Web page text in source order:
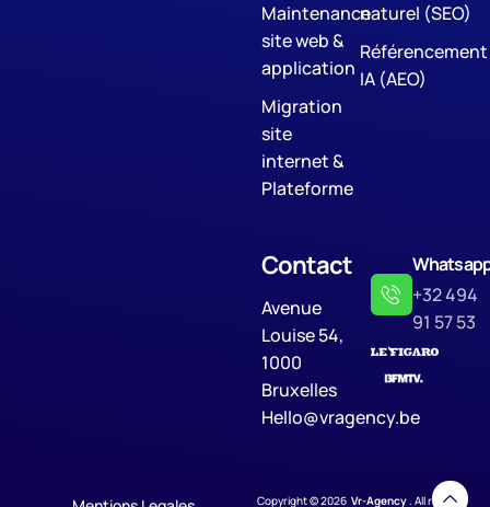
Maintenance
site web &
application
Migration
site
internet &
Plateforme
naturel (SEO)
Référencement
IA (AEO)
Contact
Avenue
Louise 54,
1000
Bruxelles
Hello@vragency.be
+32 494
91 57 53
Copyright © 2026 Vr-Agency. All rights